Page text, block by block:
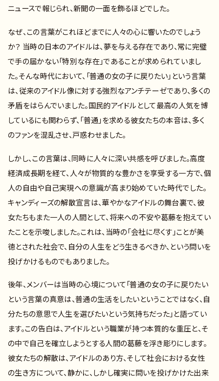
ニュースで報じられ、新聞の一面を飾るほどでした。
なぜ、この言葉がこれほどまでに人々の心に響いたのでしょう
か？ 当時の日本のアイドルは、夢を与える存在であり、常に完璧
で手の届かない「特別な存在」であることが求められていまし
た。そんな時代において、「普通の女の子に戻りたい」という言葉
は、従来のアイドル像に対する強烈なアンチテーゼであり、多くの
矛盾をはらんでいました。国民的アイドルとして最高の人気を博
しているにも関わらず、「普通」を求める彼女たちの本音は、多く
のファンを混乱させ、戸惑わせました。
しかし、この言葉は、同時に人々に深い共感を呼びました。高度
経済成長期を経て、人々が物質的な豊かさを享受する一方で、個
人の自由や自己実現への意識が高まり始めていた時代でした。
キャンディーズの解散宣言は、華やかなアイドルの舞台裏で、彼
女たちもまた一人の人間として、将来への不安や葛藤を抱えてい
たことを示唆しました。これは、当時の「会社に尽くす」ことが美
徳とされた社会で、自分の人生をどう生きるべきか、という問いを
投げかけるものでもありました。
後年、メンバーは当時の心境について「普通の女の子に戻りたい
という言葉の真意は、普通の生活をしたいということではなく、自
分たちの意思で人生を選びたいという気持ちだった」と語ってい
ます。この告白は、アイドルという職業が持つ本質的な重圧と、そ
の中で自己を確立しようとする人間の葛藤を浮き彫りにします。
彼女たちの解散は、アイドルのあり方、そして社会における女性
の生き方について、静かに、しかし確実に問いを投げかけた出来